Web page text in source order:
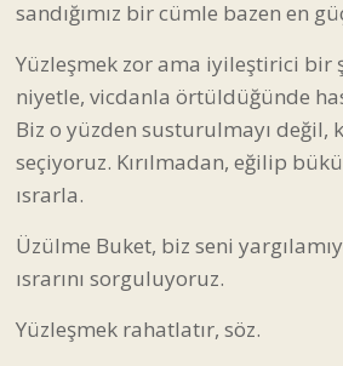
sandığımız bir cümle bazen en
Yüzleşmek zor ama iyileştirici bir
niyetle, vicdanla örtüldüğünde
Biz o yüzden susturulmayı değil,
seçiyoruz. Kırılmadan, eğilip
ısrarla.
Üzülme Buket, biz seni
ısrarını sorguluyoruz.
Yüzleşmek rahatlatır, söz.